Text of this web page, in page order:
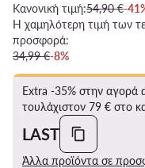
Κανονική τιμή:54,90 €-
Η χαμηλότερη τιμή των
προσφορά:
34,99 €-8%
Extra -35% στην αγορά
τουλάχιστον 79 € στο
LAST
Άλλα προϊόντα σε